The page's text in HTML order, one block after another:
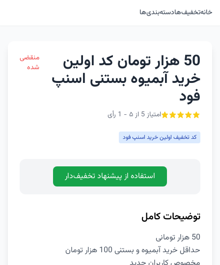
خانهتخفیف‌هادسته‌بندی‌ها
50 هزار تومان کد اولین
خرید آبمیوه بستنی اسنپ
فود
امتیاز 5 از ۵ - 1 رأی
منقضی
شده
کد تخفیف اولین خرید اسنپ فود
استفاده از پیشنهاد تخفیف‌دار
توضیحات کامل
50 هزار تومانی
حداقل خرید آبمیوه و بستنی 100 هزار تومان